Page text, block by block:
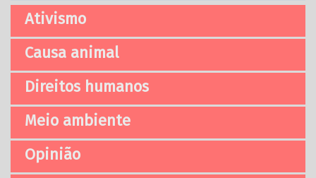
Ativismo
Causa animal
Direitos humanos
Meio ambiente
Opinião